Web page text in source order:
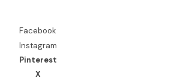
Facebook
Instagram
Pinterest
X